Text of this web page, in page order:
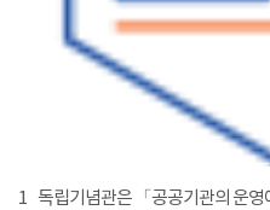
1 독립기념관은 「공공기관의 운영